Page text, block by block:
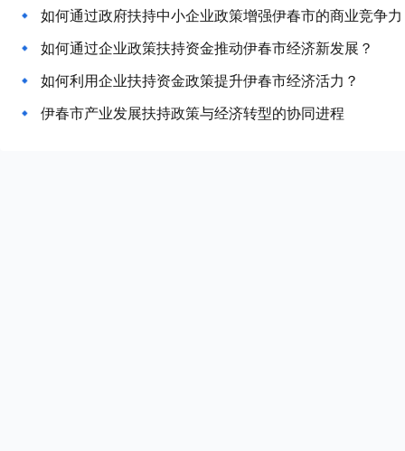
如何通过政府扶持中小企业政策增强伊春市的商业竞争
如何通过企业政策扶持资金推动伊春市经济新发展？
如何利用企业扶持资金政策提升伊春市经济活力？
伊春市产业发展扶持政策与经济转型的协同进程